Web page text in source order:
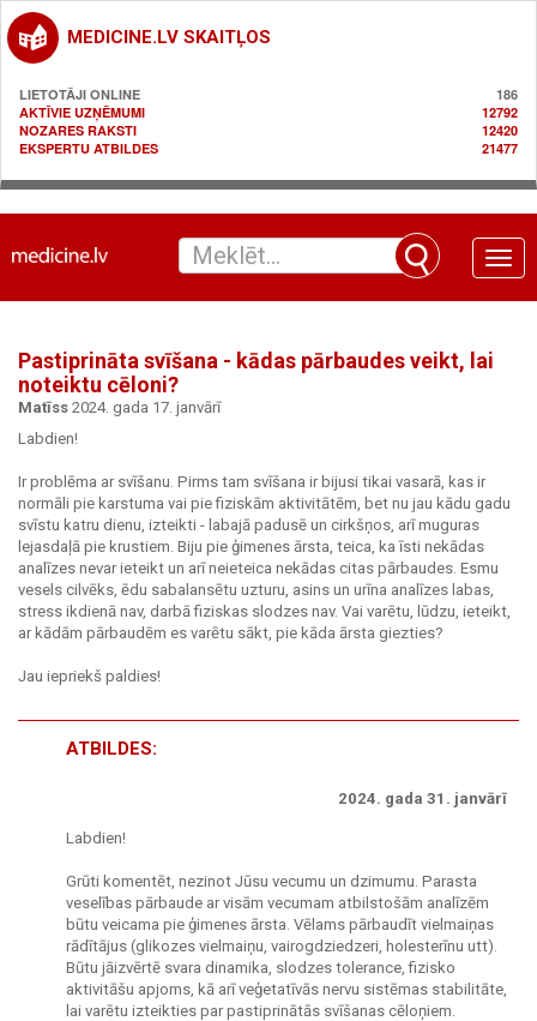
MEDICINE.LV SKAITĻOS
LIETOTĀJI ONLINE
186
AKTĪVIE UZŅĒMUMI
12792
NOZARES RAKSTI
12420
EKSPERTU ATBILDES
21477
Toggle
Pastiprināta svīšana - kādas pārbaudes veikt, lai
noteiktu cēloni?
Matīss 2024. gada 17. janvārī
Labdien!
Ir problēma ar svīšanu. Pirms tam svīšana ir bijusi tikai vasarā, kas ir
normāli pie karstuma vai pie fiziskām aktivitātēm, bet nu jau kādu gadu
svīstu katru dienu, izteikti - labajā padusē un cirkšņos, arī muguras
lejasdaļā pie krustiem. Biju pie ģimenes ārsta, teica, ka īsti nekādas
analīzes nevar ieteikt un arī neieteica nekādas citas pārbaudes. Esmu
vesels cilvēks, ēdu sabalansētu uzturu, asins un urīna analīzes labas,
stress ikdienā nav, darbā fiziskas slodzes nav. Vai varētu, lūdzu, ieteikt,
ar kādām pārbaudēm es varētu sākt, pie kāda ārsta giezties?
Jau iepriekš paldies!
ATBILDES:
2024. gada 31. janvārī
Labdien!
Grūti komentēt, nezinot Jūsu vecumu un dzimumu. Parasta
veselības pārbaude ar visām vecumam atbilstošām analīzēm
būtu veicama pie ģimenes ārsta. Vēlams pārbaudīt vielmaiņas
rādītājus (glikozes vielmaiņu, vairogdziedzeri, holesterīnu utt).
Būtu jāizvērtē svara dinamika, slodzes tolerance, fizisko
aktivitāšu apjoms, kā arī veģetatīvās nervu sistēmas stabilitāte,
lai varētu izteikties par pastiprinātās svīšanas cēloņiem.